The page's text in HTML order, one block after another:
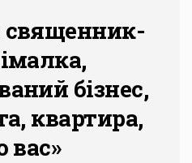
священник-
бізнес,
квартира,
вас»